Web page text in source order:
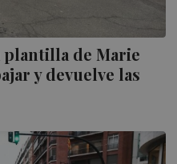
plantilla de Marie
y devuelve las